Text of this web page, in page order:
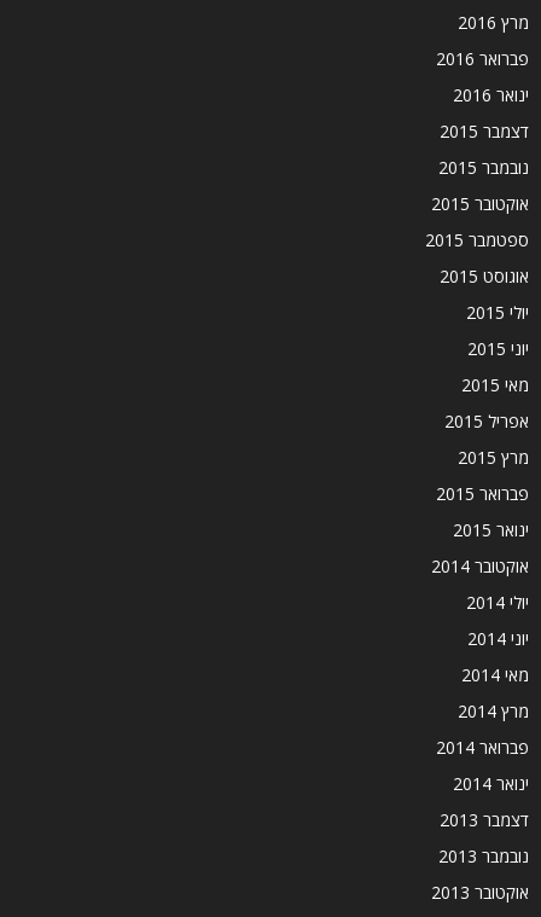
מרץ 2016
פברואר 2016
ינואר 2016
דצמבר 2015
נובמבר 2015
אוקטובר 2015
ספטמבר 2015
אוגוסט 2015
יולי 2015
יוני 2015
מאי 2015
אפריל 2015
מרץ 2015
פברואר 2015
ינואר 2015
אוקטובר 2014
יולי 2014
יוני 2014
מאי 2014
מרץ 2014
פברואר 2014
ינואר 2014
דצמבר 2013
נובמבר 2013
אוקטובר 2013